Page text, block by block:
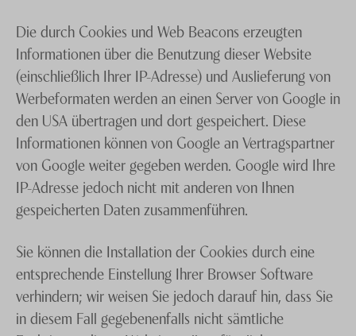
Die durch Cookies und Web Beacons erzeugten
Informationen über die Benutzung dieser Website
(einschließlich Ihrer IP-Adresse) und Auslieferung von
Werbeformaten werden an einen Server von Google in
den USA übertragen und dort gespeichert. Diese
Informationen können von Google an Vertragspartner
von Google weiter gegeben werden. Google wird Ihre
IP-Adresse jedoch nicht mit anderen von Ihnen
gespeicherten Daten zusammenführen.
Sie können die Installation der Cookies durch eine
entsprechende Einstellung Ihrer Browser Software
verhindern; wir weisen Sie jedoch darauf hin, dass Sie
in diesem Fall gegebenenfalls nicht sämtliche